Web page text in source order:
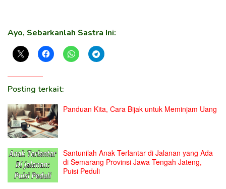
Ayo, Sebarkanlah Sastra Ini:
Posting terkait:
Panduan Kita, Cara Bijak untuk Meminjam Uang
Santunilah Anak Terlantar di Jalanan yang Ada
di Semarang Provinsi Jawa Tengah Jateng,
Puisi Peduli